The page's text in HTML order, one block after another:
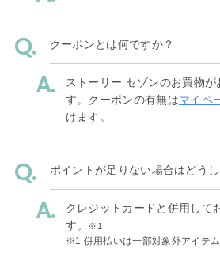
クーポンとは何ですか？
ストーリー セゾンのお買物
す。クーポンの有無はマイペ
けます。
ポイントが足りない場合はどう
クレジットカードと併用して
す。
※1
※1 併用払いは一部対象外アイテ